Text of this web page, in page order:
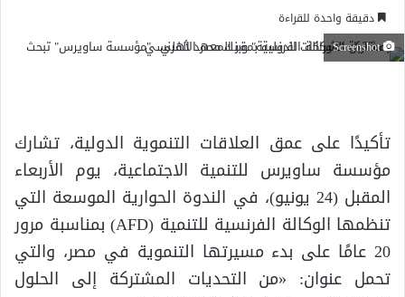
دقيقة واحدة للقراءة
Screenshot
تأكيدًا على عمق العلاقات التنموية الدولية، تشارك
مؤسسة ساويرس للتنمية الاجتماعية، يوم الأربعاء
المقبل (24 يونيو)، في الندوة الحوارية الموسعة التي
تنظمها الوكالة الفرنسية للتنمية (AFD) بمناسبة مرور
20 عامًا على بدء مسيرتها التنموية في مصر، والتي
تحمل عنوان: «من التحديات المشتركة إلى الحلول